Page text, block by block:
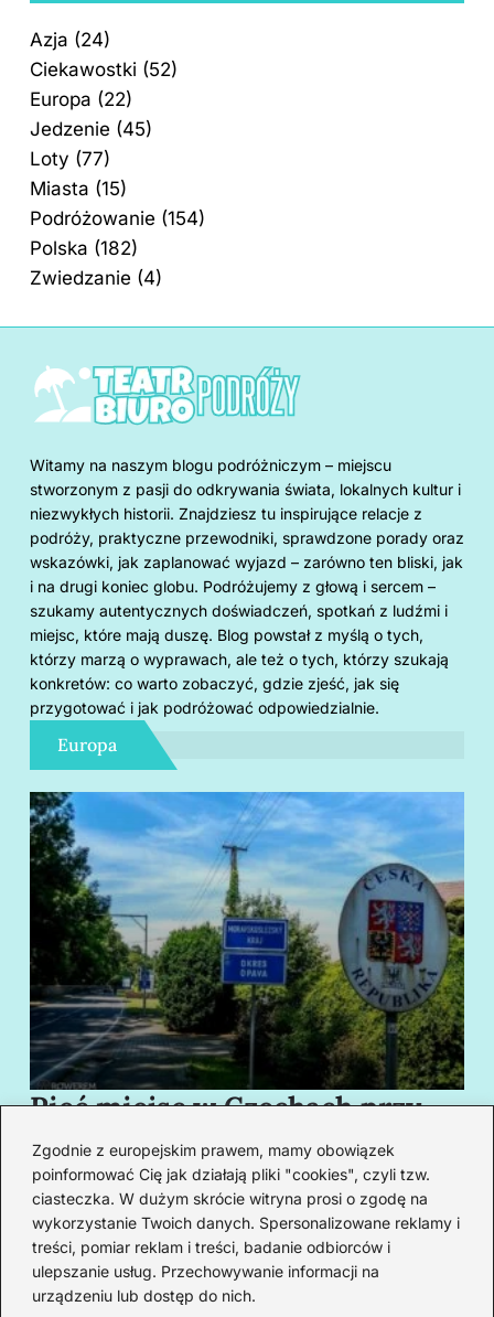
Zgodnie z europejskim prawem, mamy obowiązek
poinformować Cię jak działają pliki "cookies", czyli tzw.
ciasteczka. W dużym skrócie witryna prosi o zgodę na
wykorzystanie Twoich danych. Spersonalizowane reklamy i
treści, pomiar reklam i treści, badanie odbiorców i
ulepszanie usług. Przechowywanie informacji na
urządzeniu lub dostęp do nich.
Azja (24)
Ciekawostki (52)
Europa (22)
Jedzenie (45)
Loty (77)
Miasta (15)
Podróżowanie (154)
Polska (182)
Zwiedzanie (4)
Witamy na naszym blogu podróżniczym – miejscu
stworzonym z pasji do odkrywania świata, lokalnych kultur i
niezwykłych historii. Znajdziesz tu inspirujące relacje z
podróży, praktyczne przewodniki, sprawdzone porady oraz
wskazówki, jak zaplanować wyjazd – zarówno ten bliski, jak
i na drugi koniec globu. Podróżujemy z głową i sercem –
szukamy autentycznych doświadczeń, spotkań z ludźmi i
miejsc, które mają duszę. Blog powstał z myślą o tych,
którzy marzą o wyprawach, ale też o tych, którzy szukają
konkretów: co warto zobaczyć, gdzie zjeść, jak się
przygotować i jak podróżować odpowiedzialnie.
Europa
Pięć miejsc w Czechach przy
granicy, które cię oczarują
swoim urokiem
Redakcja
Od lat podróżuję, by poznawać świat z bliska – nie tylko
przez pryzmat zabytków, ale przede wszystkim ludzi,